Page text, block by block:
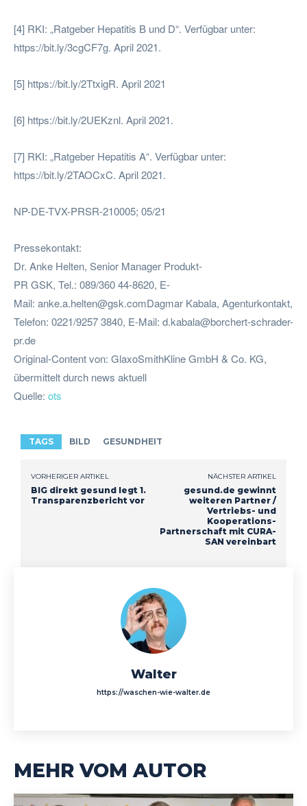
[4] RKI: „Ratgeber Hepatitis B und D“. Verfügbar unter:
https://bit.ly/3cgCF7g. April 2021.
[5] https://bit.ly/2TtxigR. April 2021
[6] https://bit.ly/2UEKznl. April 2021.
[7] RKI: „Ratgeber Hepatitis A“. Verfügbar unter:
https://bit.ly/2TAOCxC. April 2021.
NP-DE-TVX-PRSR-210005; 05/21
Pressekontakt:
Dr. Anke Helten, Senior Manager Produkt-
PR GSK, Tel.: 089/360 44-8620, E-
Mail: anke.a.helten@gsk.comDagmar Kabala, Agenturkontakt,
Telefon: 0221/9257 3840, E-Mail: d.kabala@borchert-schrader-
pr.de
Original-Content von: GlaxoSmithKline GmbH & Co. KG,
übermittelt durch news aktuell
Quelle: ots
TAGS BILD GESUNDHEIT
VORHERIGER ARTIKEL
BIG direkt gesund legt 1.
Transparenzbericht vor
NÄCHSTER ARTIKEL
gesund.de gewinnt
weiteren Partner /
Vertriebs- und
Kooperations-
Partnerschaft mit CURA-
SAN vereinbart
Walter
https://waschen-wie-walter.de
MEHR VOM AUTOR